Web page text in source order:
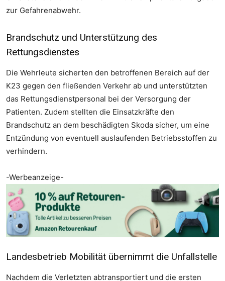
Foto: Feuerwehr Otterstadt
Foto: Feuerwehr Otterstadt
Foto: Feuerwehr Otterstadt
zur Gefahrenabwehr.
Brandschutz und Unterstützung des
Rettungsdienstes
Die Wehrleute sicherten den betroffenen Bereich auf der
K23 gegen den fließenden Verkehr ab und unterstützten
das Rettungsdienstpersonal bei der Versorgung der
Patienten. Zudem stellten die Einsatzkräfte den
Brandschutz an dem beschädigten Skoda sicher, um eine
Entzündung von eventuell auslaufenden Betriebsstoffen zu
verhindern.
-Werbeanzeige-
Landesbetrieb Mobilität übernimmt die Unfallstelle
Nachdem die Verletzten abtransportiert und die ersten